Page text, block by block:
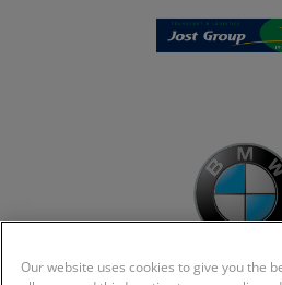
Our website uses cookies to give you the